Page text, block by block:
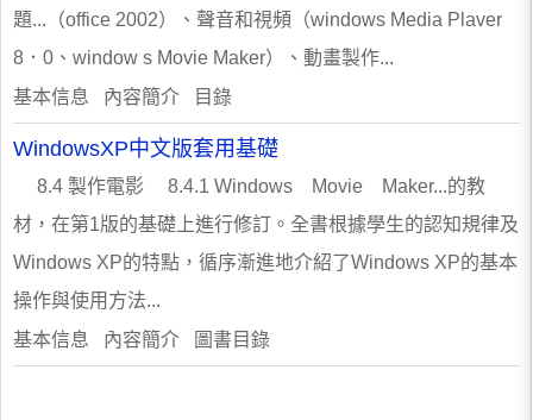
題...（office 2002）、聲音和視頻（windows Media Plaver
8．0、window s Movie Maker）、動畫製作...
基本信息 內容簡介 目錄
WindowsXP中文版套用基礎
8.4 製作電影 8.4.1 Windows Movie Maker...的教
材，在第1版的基礎上進行修訂。全書根據學生的認知規律及
Windows XP的特點，循序漸進地介紹了Windows XP的基本
操作與使用方法...
基本信息 內容簡介 圖書目錄